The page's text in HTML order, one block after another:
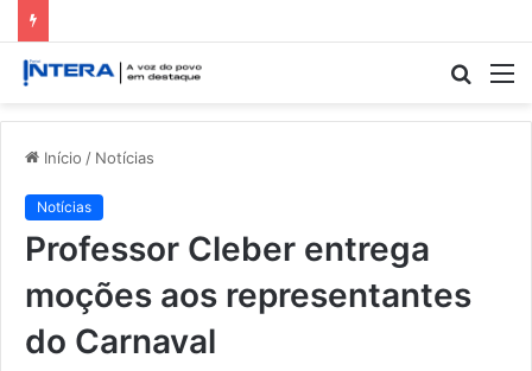
Início / Notícias
Notícias
Professor Cleber entrega
moções aos representantes
do Carnaval